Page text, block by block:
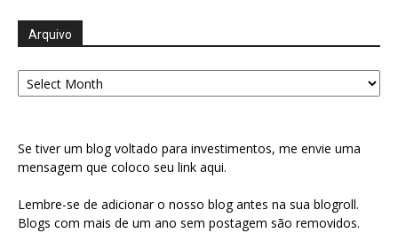
Arquivo
Arquivo
Se tiver um blog voltado para investimentos, me envie uma
mensagem que coloco seu link aqui.
Lembre-se de adicionar o nosso blog antes na sua blogroll.
Blogs com mais de um ano sem postagem são removidos.